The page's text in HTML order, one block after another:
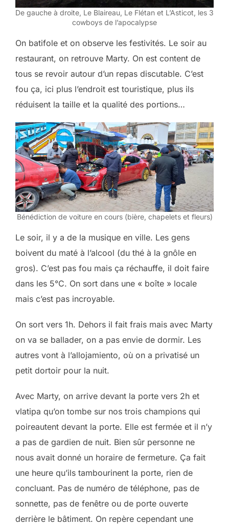
De gauche à droite, Le Blaireau, Le Flétan et L’Asticot, les 3
cowboys de l’apocalypse
On batifole et on observe les festivités. Le soir au
restaurant, on retrouve Marty. On est content de
tous se revoir autour d’un repas discutable. C’est
fou ça, ici plus l’endroit est touristique, plus ils
réduisent la taille et la qualité des portions…
Bénédiction de voiture en cours (bière, chapelets et fleurs)
Le soir, il y a de la musique en ville. Les gens
boivent du maté à l’alcool (du thé à la gnôle en
gros). C’est pas fou mais ça réchauffe, il doit faire
dans les 5°C. On sort dans une « boîte » locale
mais c’est pas incroyable.
On sort vers 1h. Dehors il fait frais mais avec Marty
on va se ballader, on a pas envie de dormir. Les
autres vont à l’allojamiento, où on a privatisé un
petit dortoir pour la nuit.
Avec Marty, on arrive devant la porte vers 2h et
vlatipa qu’on tombe sur nos trois champions qui
poireautent devant la porte. Elle est fermée et il n’y
a pas de gardien de nuit. Bien sûr personne ne
nous avait donné un horaire de fermeture. Ça fait
une heure qu’ils tambourinent la porte, rien de
concluant. Pas de numéro de téléphone, pas de
sonnette, pas de fenêtre ou de porte ouverte
derrière le bâtiment. On repère cependant une